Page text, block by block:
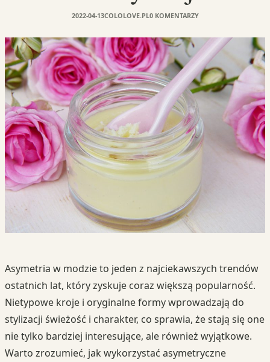
2022-04-13COLOLOVE.PL0 KOMENTARZY
Asymetria w modzie to jeden z najciekawszych trendów
ostatnich lat, który zyskuje coraz większą popularność.
Nietypowe kroje i oryginalne formy wprowadzają do
stylizacji świeżość i charakter, co sprawia, że stają się one
nie tylko bardziej interesujące, ale również wyjątkowe.
Warto zrozumieć, jak wykorzystać asymetryczne